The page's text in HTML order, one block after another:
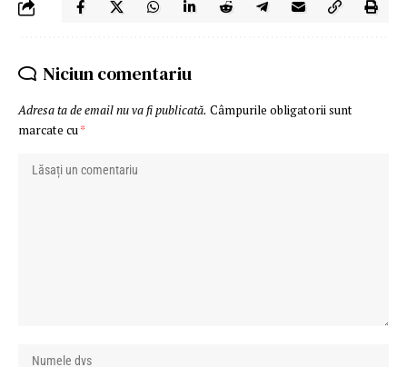
Niciun comentariu
Adresa ta de email nu va fi publicată. Câmpurile obligatorii sunt
marcate cu*